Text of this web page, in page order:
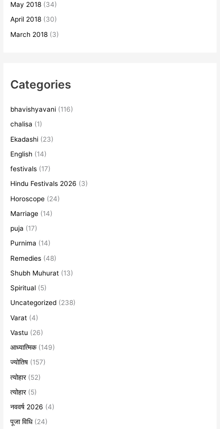
May 2018 (34)
April 2018 (30)
March 2018 (3)
Categories
bhavishyavani (116)
chalisa (1)
Ekadashi (23)
English (14)
festivals (17)
Hindu Festivals 2026 (3)
Horoscope (24)
Marriage (14)
puja (17)
Purnima (14)
Remedies (48)
Shubh Muhurat (13)
Spiritual (5)
Uncategorized (238)
Varat (4)
Vastu (26)
आध्यात्मिक(149)
ज्योतिष (157)
त्योहार(52)
त्योहार(5)
नववर्ष 2026 (4)
पूजा विधि(24)